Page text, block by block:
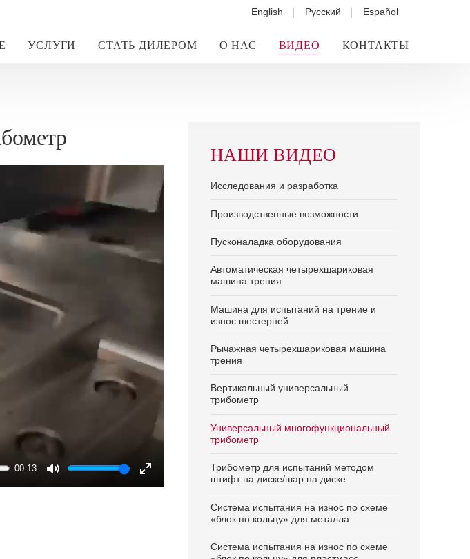
English Русский Español
УСЛУГИ СТАТЬ ДИЛЕРОМ О НАС ВИДЕО КОНТАКТЫ
00:13
Mute
Enter
НАШИ ВИДЕО
Исследования и разработка
Производственные возможности
Пусконаладка оборудования
Автоматическая четырехшариковая
машина трения
Машина для испытаний на трение и
износ шестерней
Рычажная четырехшариковая машина
трения
Вертикальный универсальный
трибометр
Универсальный многофункциональный
трибометр
Трибометр для испытаний методом
штифт на диске/шар на диске
Система испытания на износ по схеме
«блок по кольцу» для металла
Система испытания на износ по схеме